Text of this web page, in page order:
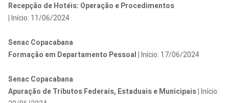
Recepção de Hotéis: Operação e Procedimentos
|Início: 11/06/2024
Senac Copacabana
Formação em Departamento Pessoal |Início: 17/06/2024
Senac Copacabana
Apuração de Tributos Federais, Estaduais e Municipais |Início: